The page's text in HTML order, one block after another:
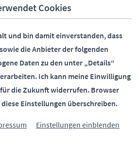
Cookies
und bin damit einverstanden, dass
die Anbieter der folgenden
Daten zu den unter „Details“
Ich kann meine Einwilligung
die Zukunft widerrufen. Browser
Einstellungen überschreiben.
Einstellungen einblenden